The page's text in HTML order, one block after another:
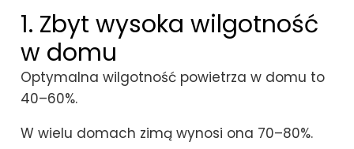
1. Zbyt wysoka wilgotność
w domu
Optymalna wilgotność powietrza w domu to
40–60%.
W wielu domach zimą wynosi ona 70–80%.